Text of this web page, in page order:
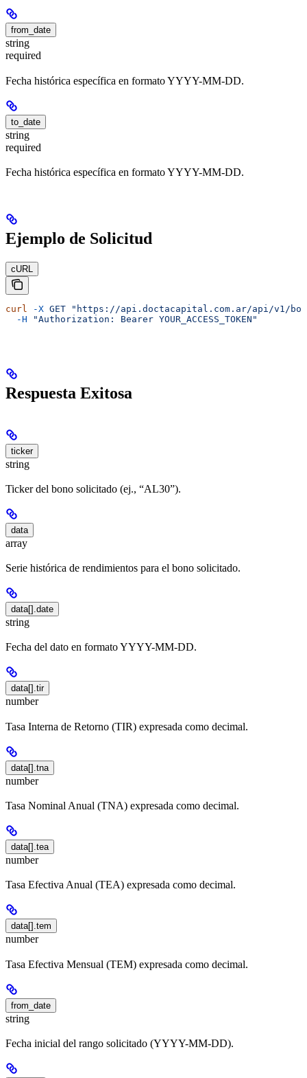
from_date
string
required
Fecha histórica específica en formato YYYY-MM-DD.
to_date
string
required
Fecha histórica específica en formato YYYY-MM-DD.
Ejemplo de Solicitud
cURL
curl -X GET "https://api.doctacapital.com.ar/api/v1/
  -H
"Authorization: Bearer YOUR_ACCESS_TOKEN"
Respuesta Exitosa
ticker
string
Ticker del bono solicitado (ej., “AL30”).
data
array
Serie histórica de rendimientos para el bono solicitado.
data[].date
string
Fecha del dato en formato YYYY-MM-DD.
data[].tir
number
Tasa Interna de Retorno (TIR) expresada como decimal.
data[].tna
number
Tasa Nominal Anual (TNA) expresada como decimal.
data[].tea
number
Tasa Efectiva Anual (TEA) expresada como decimal.
data[].tem
number
Tasa Efectiva Mensual (TEM) expresada como decimal.
from_date
string
Fecha inicial del rango solicitado (YYYY-MM-DD).